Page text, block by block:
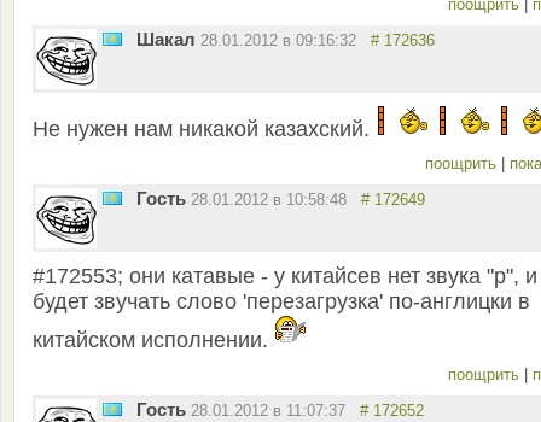
поощрить
Шакал 28.01.2012 в 09:16:32 # 172636
Не нужен нам никакой казахский.
поощрить
Гость 28.01.2012 в 10:58:48 # 172649
#172553; они катавые - у китайcев нет звука "р", и
будет звучать слово 'перезагрузка' по-англицки в
китайском исполнении.
поощрить
Гость 28.01.2012 в 11:07:37 # 172652